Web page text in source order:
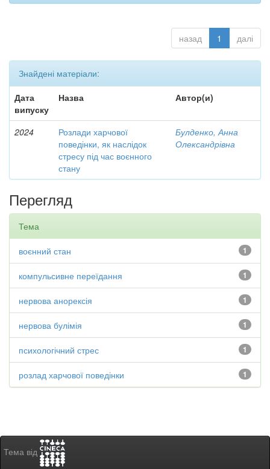
назад 1 далі
Знайдені матеріали:
Дата
випуску
Назва Автор(и)
2024
Розлади харчової
поведінки, як наслідок
стресу під час воєнного
стану
Булденко, Анна
Олександрівна
Перегляд
Тема
1
воєнний стан
1
компульсивне переїдання
1
нервова анорексія
1
нервова булімія
1
психологічний стрес
1
розлад харчової поведінки
Тема від